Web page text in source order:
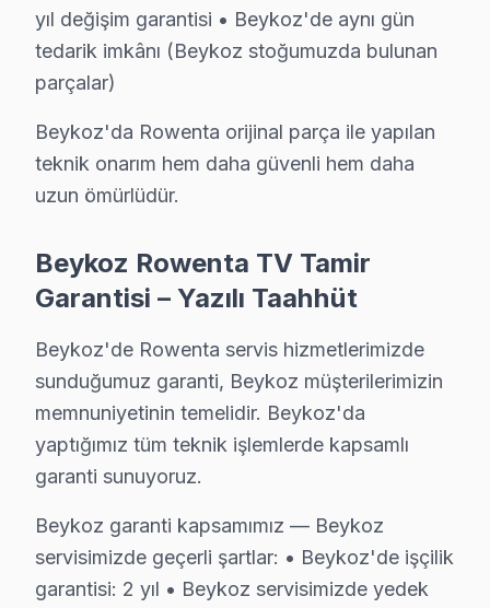
· Kadıköy Rowenta
· Kartal Rowenta
· Sancaktepe Rowenta
· Şile Rowenta
· Beykoz Sony
· Beykoz Philips
· Beykoz Samsung
· Beykoz LG
· Beykoz Panasonic
· Beykoz Toshiba
Beykoz'de Rowenta TV Tamiri — Bilmeniz
yıl değişim garantisi • Beykoz'de aynı gün
tedarik imkânı (Beykoz stoğumuzda bulunan
parçalar)
Beykoz'da Rowenta orijinal parça ile yapılan
teknik onarım hem daha güvenli hem daha
uzun ömürlüdür.
Beykoz Rowenta TV Tamir
Garantisi – Yazılı Taahhüt
Beykoz'de Rowenta servis hizmetlerimizde
sunduğumuz garanti, Beykoz müşterilerimizin
memnuniyetinin temelidir. Beykoz'da
yaptığımız tüm teknik işlemlerde kapsamlı
garanti sunuyoruz.
Beykoz garanti kapsamımız — Beykoz
servisimizde geçerli şartlar: • Beykoz'de işçilik
garantisi: 2 yıl • Beykoz servisimizde yedek